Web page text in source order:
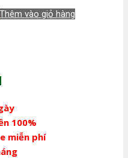
Thêm vào giỏ hàng
100%
miễn phí